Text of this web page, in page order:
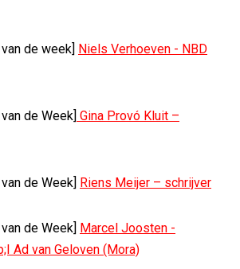
de week] Niels Verhoeven - NBD
de Week] Gina Provó Kluit –
de Week] Riens Meijer – schrijver
de Week] Marcel Joosten -
Ad van Geloven (Mora)